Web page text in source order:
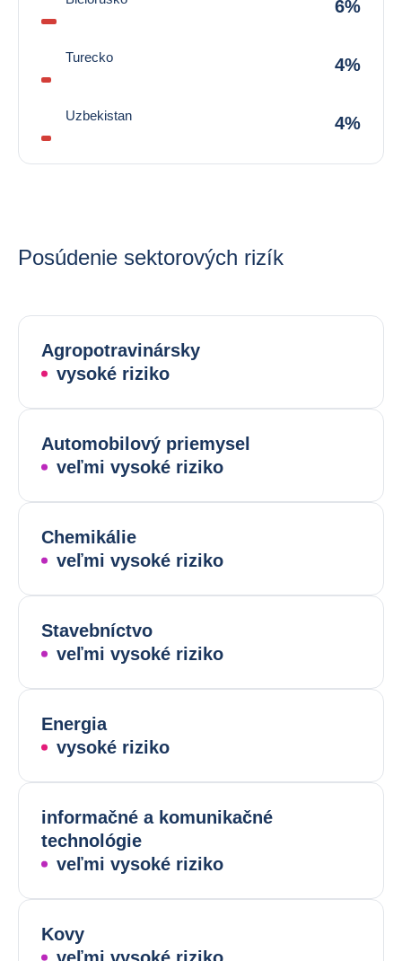
6%
Turecko 4%
Uzbekistan 4%
Posúdenie sektorových rizík
Agropotravinársky
vysoké riziko
Automobilový priemysel
veľmi vysoké riziko
Chemikálie
veľmi vysoké riziko
Stavebníctvo
veľmi vysoké riziko
Energia
vysoké riziko
informačné a komunikačné
technológie
veľmi vysoké riziko
Kovy